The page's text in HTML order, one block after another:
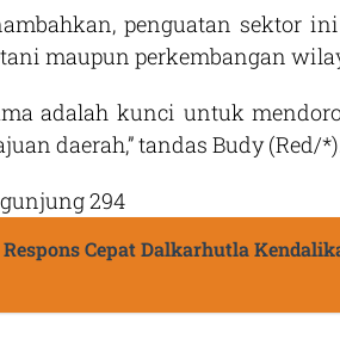
penguatan sektor
maupun perkembangan
adalah kunci untuk
daerah,” tandas Budy (Red/
294
Respons Cepat Dalkarhutla